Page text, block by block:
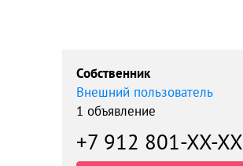
Собственник
Внешний пользователь
1 объявление
+7 912 801-XX-XX